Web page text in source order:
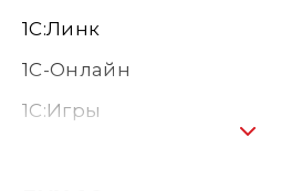
1С:Линк
1С-Онлайн
1C:Игры